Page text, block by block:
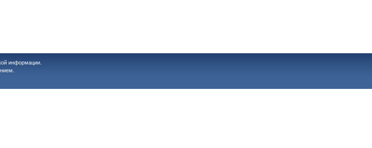
информации.